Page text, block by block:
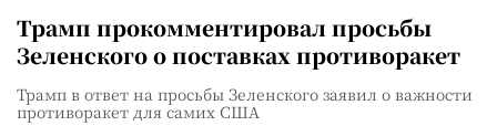
Трамп прокомментировал просьбы
Зеленского о поставках противоракет
Трамп в ответ на просьбы Зеленского заявил о важности
противоракет для самих США